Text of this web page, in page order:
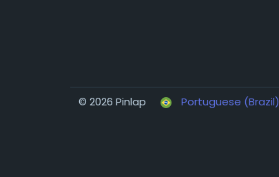
© 2026 Pinlap Portuguese (Brazil)